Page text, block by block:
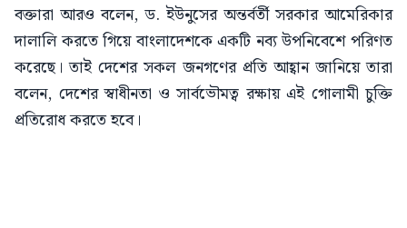
বক্তারা আরও বলেন, ড. ইউনুসের অন্তর্বর্তী সরকার আমেরিকার
দালালি করতে গিয়ে বাংলাদেশকে একটি নব্য উপনিবেশে পরিণত
করেছে। তাই দেশের সকল জনগণের প্রতি আহ্বান জানিয়ে তারা
বলেন, দেশের স্বাধীনতা ও সার্বভৌমত্ব রক্ষায় এই গোলামী চুক্তি
প্রতিরোধ করতে হবে।